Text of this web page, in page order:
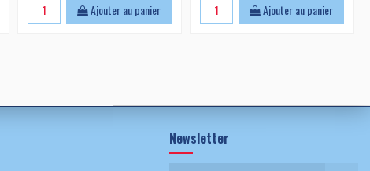
Ajouter au panier Ajouter au panier
Newsletter